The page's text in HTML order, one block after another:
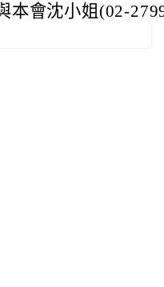
本會沈小姐(02-